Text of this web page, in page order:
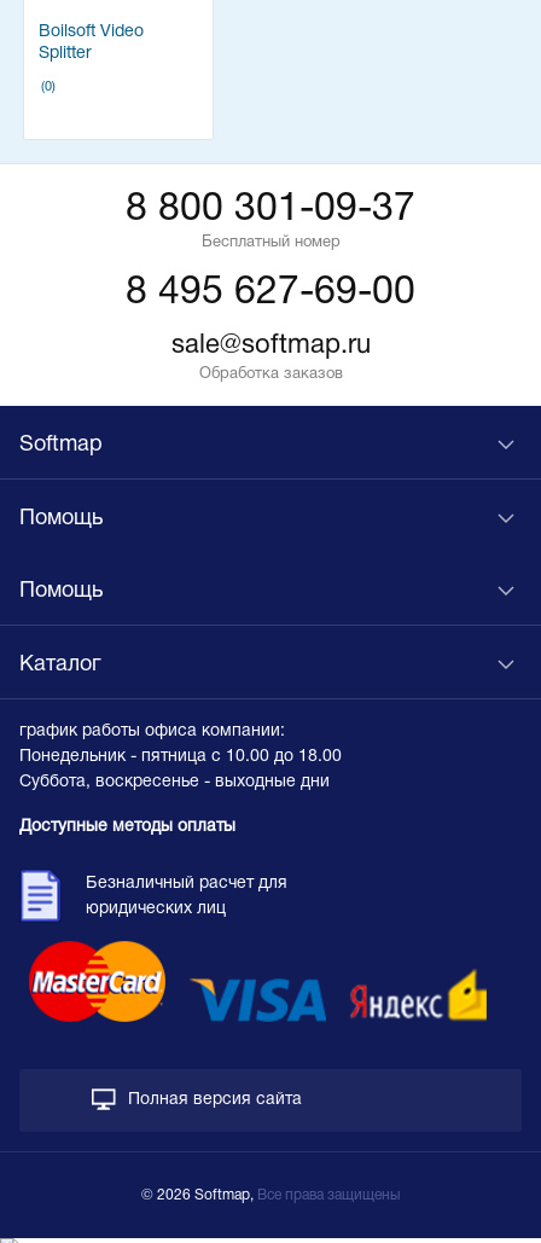
Boilsoft Video
Splitter
(0)
8 800 301-09-37
Бесплатный номер
8 495 627-69-00
sale@softmap.ru
Обработка заказов
Softmap
Помощь
Помощь
Каталог
график работы офиса компании:
Понедельник - пятница с 10.00 до 18.00
Суббота, воскресенье - выходные дни
Доступные методы оплаты
Безналичный расчет для
юридических лиц
Полная версия сайта
© 2026 Softmap, Все права защищены